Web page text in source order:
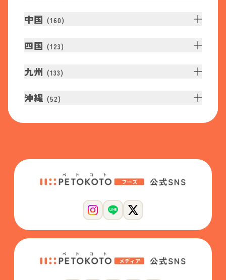
中国 (160)
四国 (123)
九州 (133)
沖縄 (52)